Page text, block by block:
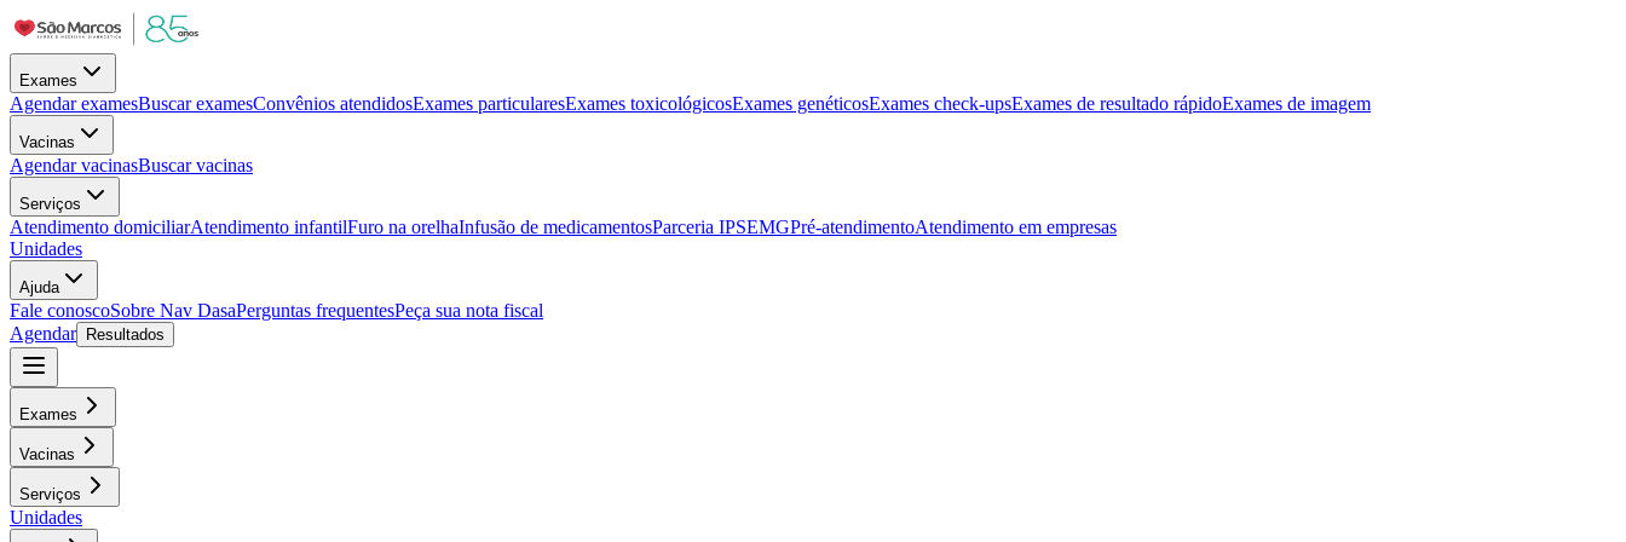
Exames
Agendar examesBuscar examesConvênios atendidosExames particularesExames toxicológicosExames genéticosExames check-upsExames de resultado rápidoExames de imagem
Vacinas
Agendar vacinasBuscar vacinas
Serviços
Atendimento domiciliarAtendimento infantilFuro na orelhaInfusão de medicamentosParceria IPSEMGPré-atendimentoAtendimento em empresas
Unidades
Ajuda
Fale conoscoSobre Nav DasaPerguntas frequentesPeça sua nota fiscal
Agendar
Resultados
Exames
Vacinas
Serviços
Unidades